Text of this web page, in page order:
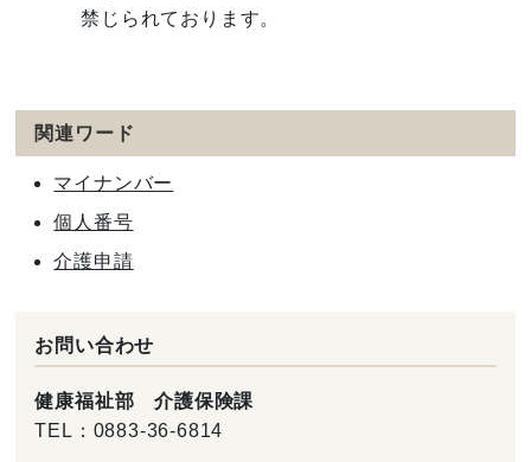
禁じられております。
関連ワード
マイナンバー
個人番号
介護申請
お問い合わせ
健康福祉部 介護保険課
TEL： 0883-36-6814